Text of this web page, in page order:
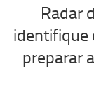
Radar
identifique
preparar